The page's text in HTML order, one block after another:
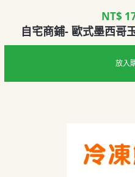
NT$
自宅商鋪- 歐式墨西哥
放入